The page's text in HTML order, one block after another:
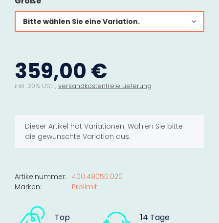
Bitte wählen Sie eine Variation.
359,00 €
inkl. 20% USt. , versandkostenfreie Lieferung
xDieser Artikel hat Variationen. Wählen Sie bitte
die gewünschte Variation aus.
Artikelnummer: 400.48050.020
Marken:
Prolimit
Top
14 Tage